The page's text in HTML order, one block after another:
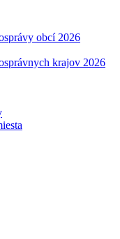
obcí 2026
krajov 2026